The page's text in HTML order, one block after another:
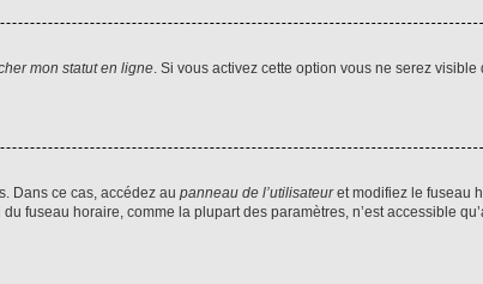
mon statut en ligne. Si vous activez cette option vous ne serez
Dans ce cas, accédez au panneau de l’utilisateuret modifiez le fuseau
fuseau horaire, comme la plupart des paramètres, n’est accessible